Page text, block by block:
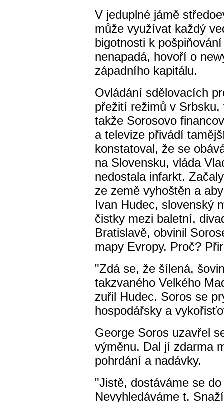
V jeduplné jámě
může využívat každý
bigotnosti k
nenapadá, hovoří o
západního kapitálu.
Ovládání sdělovacích
přežití režimů v
takže Sorosovo
a televize přivádí
konstatoval, že se
na Slovensku, vláda
nedostala infarkt.
ze země vyhoštěn a
Ivan Hudec, slovenský
čistky mezi baletní,
Bratislavě, obvinil
mapy Evropy. Proč?
"Zdá se, že šílená,
takzvaného Velkého
zuřil Hudec. Soros se
hospodářsky a
George Soros uzavřel
výměnu. Dal jí zdarma
pohrdání a nadávky.
"Jistě, dostáváme se
Nevyhledáváme t.